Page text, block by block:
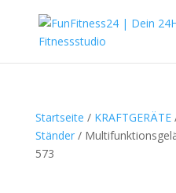
Startseite / KRAFTGERÄTE
Ständer/
573